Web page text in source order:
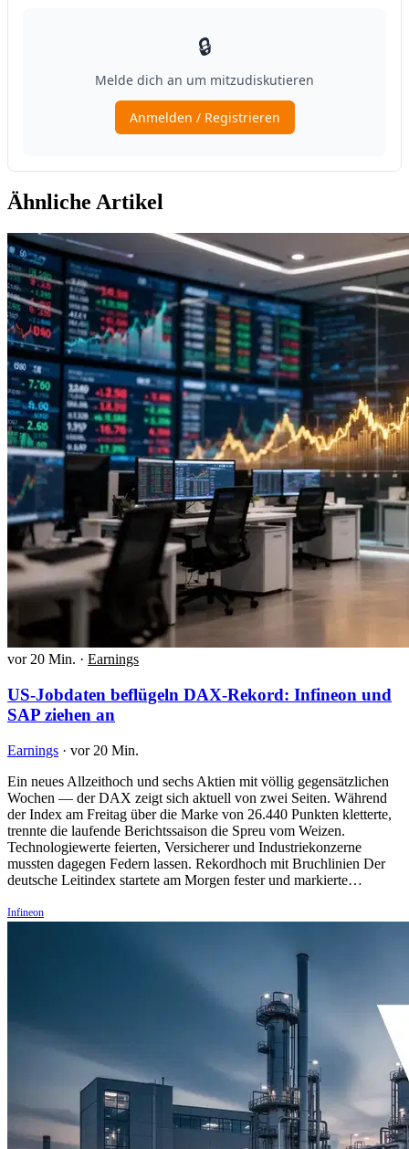
Ähnliche Artikel
vor 20 Min. · Earnings
US-Jobdaten beflügeln DAX-Rekord: Infineon und
SAP ziehen an
Earnings · vor 20 Min.
Ein neues Allzeithoch und sechs Aktien mit völlig gegensätzlichen
Wochen — der DAX zeigt sich aktuell von zwei Seiten. Während
der Index am Freitag über die Marke von 26.440 Punkten kletterte,
trennte die laufende Berichtssaison die Spreu vom Weizen.
Technologiewerte feierten, Versicherer und Industriekonzerne
mussten dagegen Federn lassen. Rekordhoch mit Bruchlinien Der
deutsche Leitindex startete am Morgen fester und markierte…
Infineon